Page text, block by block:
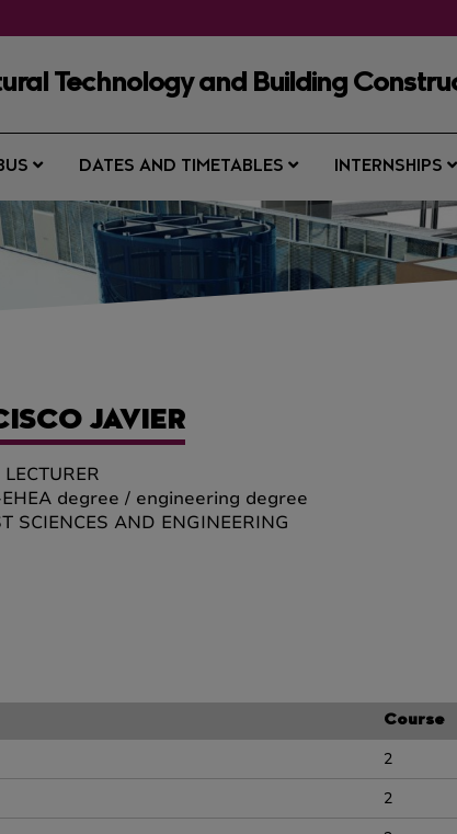
Technology and Building
DATES AND TIMETABLES INTERNSHIPS
JAVIER
degree / engineering degree
SCIENCES AND ENGINEERING
Course
2
2